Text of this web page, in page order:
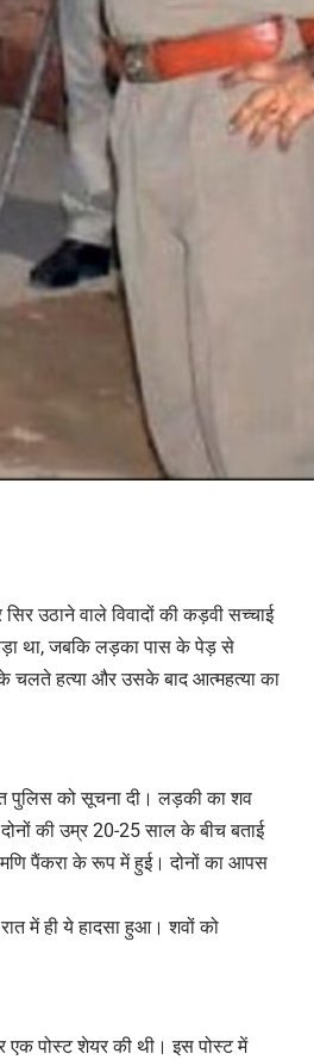
उठाने वाले विवादों की कड़वी सच्चाई
था, जबकि लड़का पास के पेड़ से
चलते हत्या और उसके बाद आत्महत्या का
पुलिस को सूचना दी। लड़की का शव
की उम्र 20-25 साल के बीच बताई
पैंकरा के रूप में हुई। दोनों का आपस
में ही ये हादसा हुआ। शवों को
एक पोस्ट शेयर की थी। इस पोस्ट में